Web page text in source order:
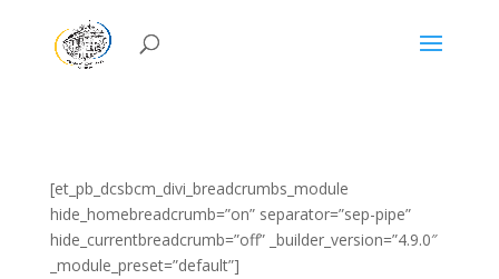
[et_pb_dcsbcm_divi_breadcrumbs_module
hide_homebreadcrumb=”on” separator=”sep-pipe”
hide_currentbreadcrumb=”off” _builder_version=”4.9.0″
_module_preset=”default”]